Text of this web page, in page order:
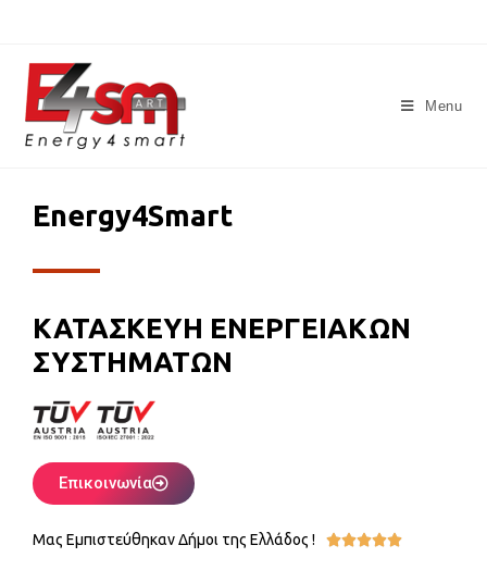
Menu
Energy4Smart
ΚΑΤΑΣΚΕΥΗ ΕΝΕΡΓΕΙΑΚΩΝ
ΣΥΣΤΗΜΑΤΩΝ
Επικοινωνία
Μας Εμπιστεύθηκαν Δήμοι της Ελλάδος ! 